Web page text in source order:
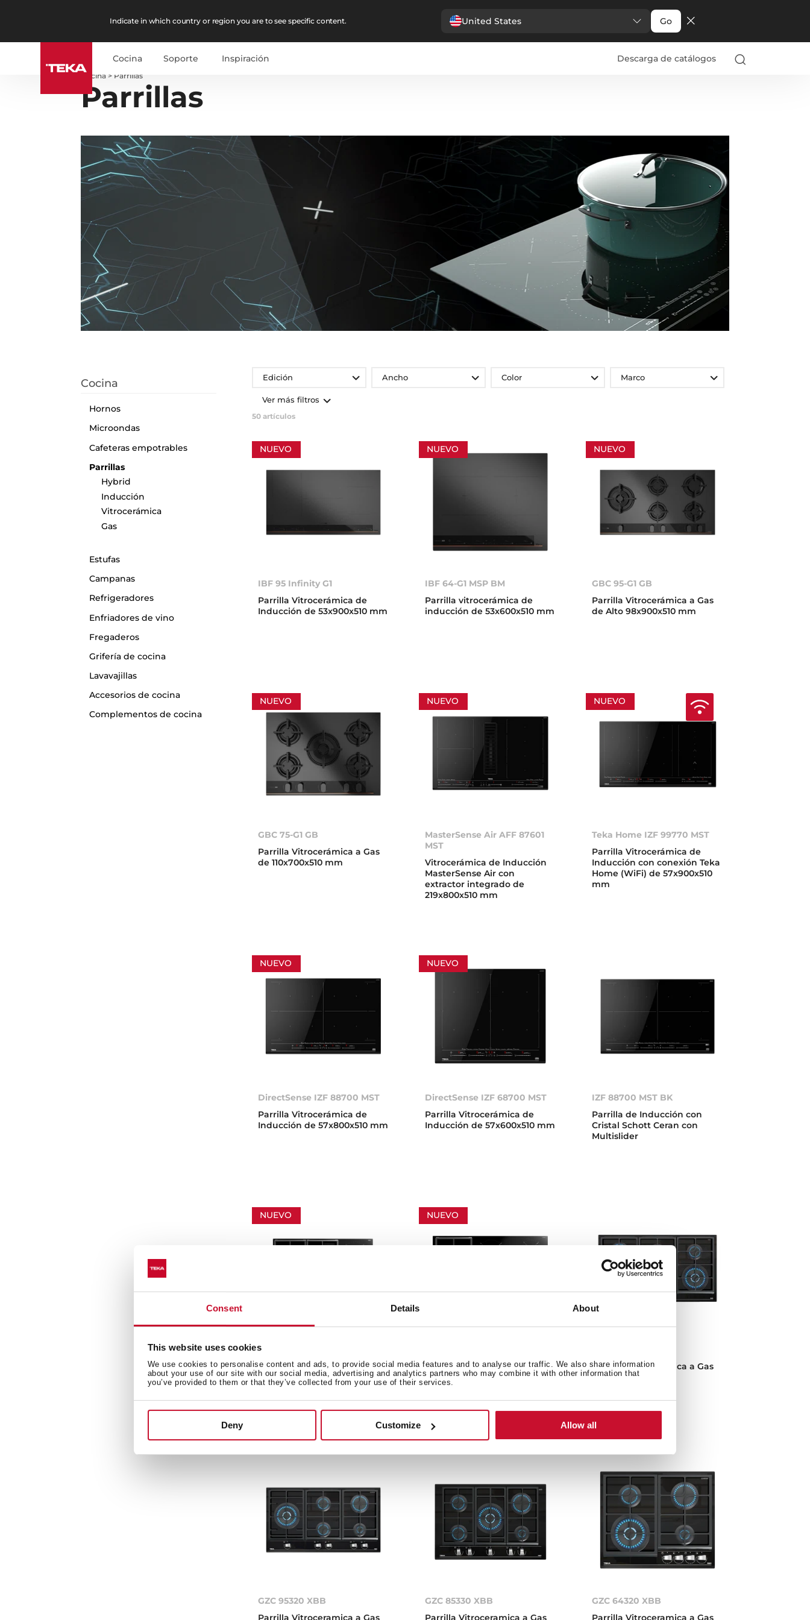
Consent Details About
This website uses cookies
We use cookies to personalise content and ads, to provide social media features and to analyse our traffic. We also share information
about your use of our site with our social media, advertising and analytics partners who may combine it with other information that
you’ve provided to them or that they’ve collected from your use of their services.
Deny Customize Allow all
Indicate in which country or region you are to see specific content. United States Go
Cocina Soporte Inspiración Descarga de catálogos
Cocina > Parrillas
Parrillas
Cocina
Hornos
Microondas
Cafeteras empotrables
Parrillas
Hybrid
Inducción
Vitrocerámica
Gas
Estufas
Campanas
Refrigeradores
Enfriadores de vino
Fregaderos
Grifería de cocina
Lavavajillas
Accesorios de cocina
Complementos de cocina
Edición Ancho Color Marco
Ver más filtros
50 artículos
NUEVO
IBF 95 Infinity G1
Parrilla Vitrocerámica de
Inducción de 53x900x510 mm
NUEVO
IBF 64-G1 MSP BM
Parrilla vitrocerámica de
inducción de 53x600x510 mm
NUEVO
GBC 95-G1 GB
Parrilla Vitrocerámica a Gas
de Alto 98x900x510 mm
NUEVO
GBC 75-G1 GB
Parrilla Vitrocerámica a Gas
de 110x700x510 mm
NUEVO
MasterSense Air AFF 87601
MST
Vitrocerámica de Inducción
MasterSense Air con
extractor integrado de
219x800x510 mm
NUEVO
Teka Home IZF 99770 MST
Parrilla Vitrocerámica de
Inducción con conexión Teka
Home (WiFi) de 57x900x510
mm
NUEVO
DirectSense IZF 88700 MST
Parrilla Vitrocerámica de
Inducción de 57x800x510 mm
NUEVO
DirectSense IZF 68700 MST
Parrilla Vitrocerámica de
Inducción de 57x600x510 mm
IZF 88700 MST BK
Parrilla de Inducción con
Cristal Schott Ceran con
Multislider
NUEVO
JZC 96342 BBB BK
Parrilla Vitrocerámica de Gas
e Inducción de Exterior
51x900x510 mm
NUEVO
Parrilla Vitrocerámica de Gas
e Inducción de 55x900x510
mm
Parrilla Vitroceramica a Gas
de 50x900x510 mm
GZC 95320 XBB
GZC 85330 XBB
GZC 64320 XBB